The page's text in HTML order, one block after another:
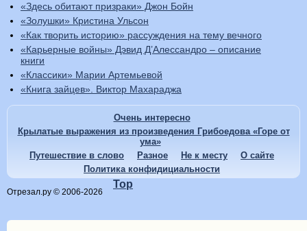
«Здесь обитают призраки» Джон Бойн
«Золушки» Кристина Ульсон
«Как творить историю» рассуждения на тему вечного
«Карьерные войны» Дэвид Д’Алессандро – описание
книги
«Классики» Марии Артемьевой
«Книга зайцев». Виктор Махараджа
Очень интересно
Крылатые выражения из произведения Грибоедова «Горе от
ума»
Путешествие в слово
Разное Не к месту
О сайте
Политика конфидициальности
Отрезал.ру © 2006-2026
Top